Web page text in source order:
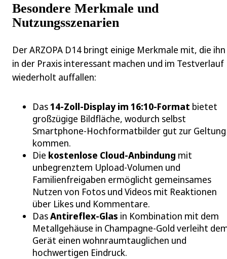
Besondere Merkmale und
Nutzungsszenarien
Der ARZOPA D14 bringt einige Merkmale mit, die ihn
in der Praxis interessant machen und im Testverlauf
wiederholt auffallen:
Das14‑Zoll-Display im 16:10‑Format bietet
großzügige Bildfläche, wodurch selbst
Smartphone-Hochformatbilder gut zur Geltung
kommen.
Die kostenlose Cloud-Anbindung mit
unbegrenztem Upload-Volumen und
Familienfreigaben ermöglicht gemeinsames
Nutzen von Fotos und Videos mit Reaktionen
über Likes und Kommentare.
DasAntireflex-Glas in Kombination mit dem
Metallgehäuse in Champagne-Gold verleiht
Gerät einen wohnraumtauglichen und
hochwertigen Eindruck.